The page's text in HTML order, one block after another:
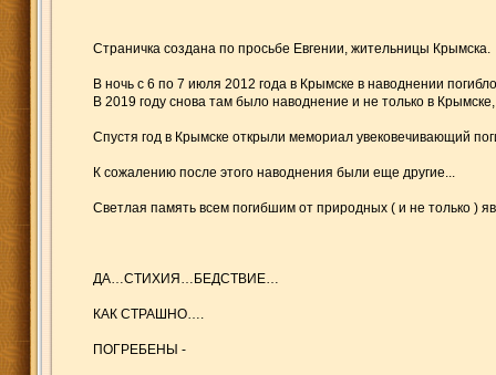
Страничка создана по просьбе Евгении, жительницы Крымска.
В ночь с 6 по 7 июля 2012 года в Крымске в наводнении
В 2019 году снова там было наводнение и не только в
Спустя год в Крымске открыли мемориал увековечивающий
К сожалению после этого наводнения были еще другие...
Светлая память всем погибшим от природных ( и не только )
ДА…СТИХИЯ…БЕДСТВИЕ…
КАК СТРАШНО….
ПОГРЕБЕНЫ -